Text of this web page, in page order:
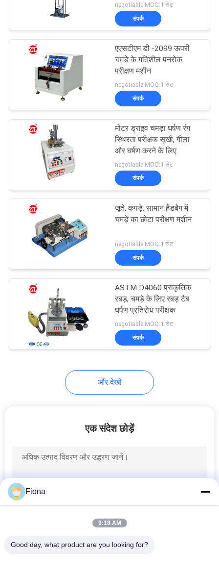
PRIVACY
POLICY
negotiable MOQ:1 सेट
संपर्क
एएसटीएम डी -2099 ऊपरी
चमड़े के गतिशील पनरोक
परीक्षण मशीन
negotiable MOQ:1 सेट
संपर्क
मोटर ड्राइव चमड़ा घर्षण रंग
स्थिरता परीक्षक सूखी, गीला
और घर्षण करने के लिए
negotiable MOQ:1 सेट
संपर्क
जूते, कपड़े, सामान हैंडबैग में
चमड़े का छोटा परीक्षण मशीन
negotiable MOQ:1 सेट
संपर्क
ASTM D4060 प्राकृतिक
रबड़, चमड़े के लिए रबड़ टैब
घर्षण प्रतिरोध परीक्षक
negotiable MOQ:1 सेट
संपर्क
और देखो
एक संदेश छोड़ें
Fiona
9:18 AM
Good day, what product are you looking for?